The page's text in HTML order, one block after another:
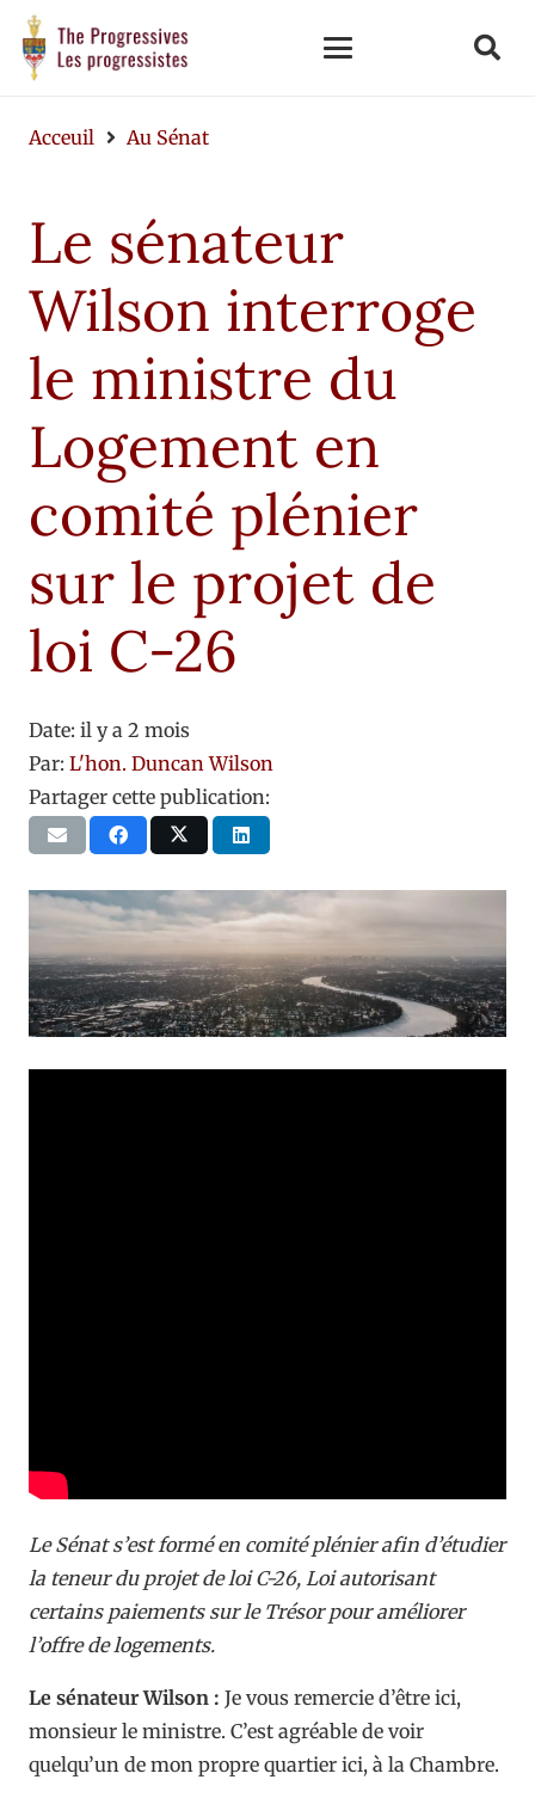
Acceuil Au Sénat
Le sénateur
Wilson interroge
le ministre du
Logement en
comité plénier
sur le projet de
loi C-26
Date: il y a 2 mois
Par: L'hon. Duncan Wilson
Partager cette publication:
Le Sénat s’est formé en comité plénier afin d’étudier
la teneur du projet de loi C-26, Loi autorisant
certains paiements sur le Trésor pour améliorer
l’offre de logements.
Le sénateur Wilson : Je vous remercie d’être ici,
monsieur le ministre. C’est agréable de voir
quelqu’un de mon propre quartier ici, à la Chambre.